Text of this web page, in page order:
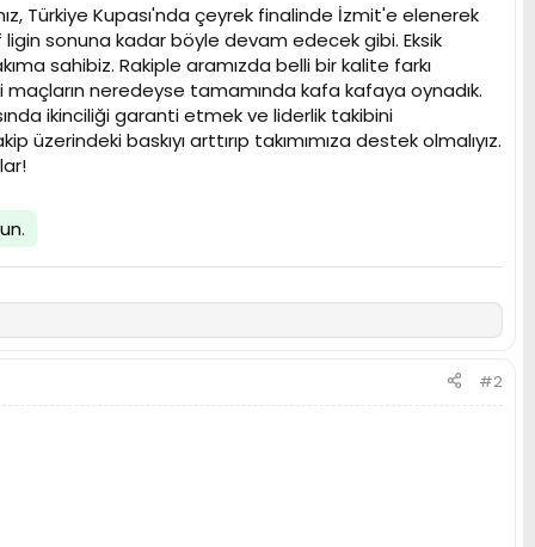
Türkiye Kupası'nda çeyrek finalinde İzmit'e elenerek
ligin sonuna kadar böyle devam edecek gibi. Eksik
sahibiz. Rakiple aramızda belli bir kalite farkı
neredeyse tamamında kafa kafaya oynadık.
ikinciliği garanti etmek ve liderlik takibini
baskıyı arttırıp takımımıza destek olmalıyız.
.
#2